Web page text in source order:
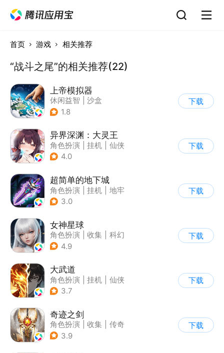
首页 游戏 相关推荐
“战斗之尾”的相关推荐(22)
上帝模拟器
休闲益智
沙盒
| 建造模拟
1.8
下载
异界深渊：大灵王
角色扮演 挂机
仙侠
| 古风
4.0
下载
超简单的地下城
角色扮演 挂机
地牢
| 暗黑
3.0
下载
女神星球
角色扮演 收集
科幻
| 捏脸
4.9
下载
大武道
角色扮演 挂机
仙侠
| 无双割草
3.7
下载
奇迹之剑
角色扮演 收集
传奇
| 奇迹MU
3.9
下载